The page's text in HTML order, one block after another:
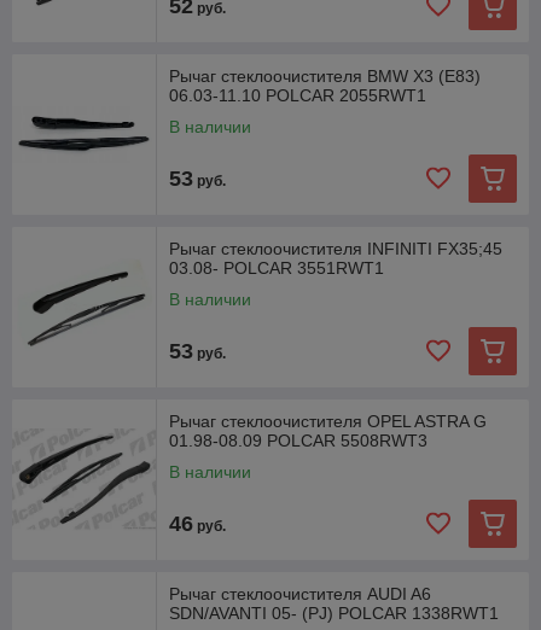
52 руб.
Рычаг стеклоочистителя BMW X3 (E83)
06.03-11.10 POLCAR 2055RWT1
В наличии
53 руб.
Рычаг стеклоочистителя INFINITI FX35;45
03.08- POLCAR 3551RWT1
В наличии
53 руб.
Рычаг стеклоочистителя OPEL ASTRA G
01.98-08.09 POLCAR 5508RWT3
В наличии
46 руб.
Рычаг стеклоочистителя AUDI A6
SDN/AVANTI 05- (PJ) POLCAR 1338RWT1